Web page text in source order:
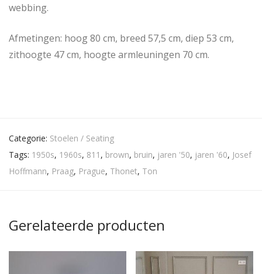
webbing.
Afmetingen: hoog 80 cm, breed 57,5 cm, diep 53 cm,
zithoogte 47 cm, hoogte armleuningen 70 cm.
Categorie: Stoelen / Seating
Tags: 1950s, 1960s, 811 , brown, bruin, jaren '50, jaren '60, Josef
Hoffmann, Praag, Prague, Thonet, Ton
Gerelateerde producten